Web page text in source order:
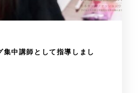
中講師として指導しまし